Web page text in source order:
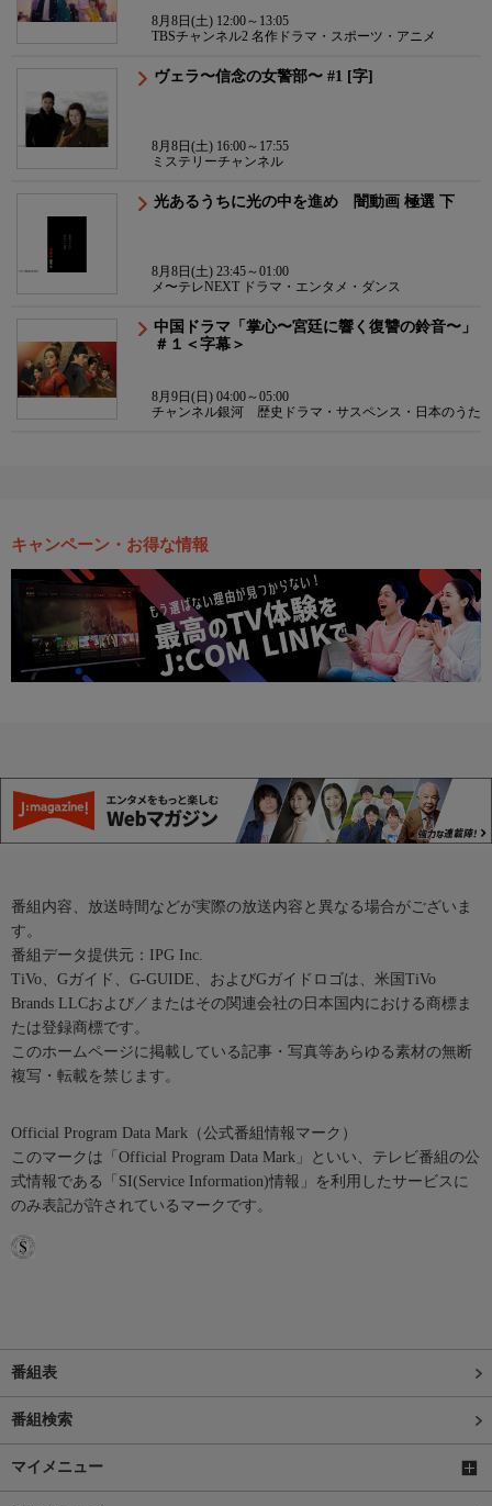
8月8日(土) 12:00～13:05
TBSチャンネル2 名作ドラマ・スポーツ・アニメ
ヴェラ〜信念の女警部〜 #1 [字]
8月8日(土) 16:00～17:55
ミステリーチャンネル
光あるうちに光の中を進め 闇動画 極選 下
8月8日(土) 23:45～01:00
メ〜テレNEXT ドラマ・エンタメ・ダンス
中国ドラマ「掌心〜宮廷に響く復讐の鈴音〜」
＃１＜字幕＞
8月9日(日) 04:00～05:00
チャンネル銀河 歴史ドラマ・サスペンス・日本のうた
キャンペーン・お得な情報
番組内容、放送時間などが実際の放送内容と異なる場合がございま
す。
番組データ提供元：IPG Inc.
TiVo、Gガイド、G-GUIDE、およびGガイドロゴは、米国TiVo
Brands LLCおよび／またはその関連会社の日本国内における商標ま
たは登録商標です。
このホームページに掲載している記事・写真等あらゆる素材の無断
複写・転載を禁じます。
Official Program Data Mark（公式番組情報マーク）
このマークは「Official Program Data Mark」といい、テレビ番組の公
式情報である「SI(Service Information)情報」を利用したサービスに
のみ表記が許されているマークです。
番組表
番組検索
マイメニュー